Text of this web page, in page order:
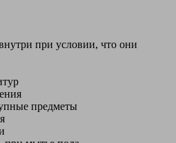
при условии, что они
предметы